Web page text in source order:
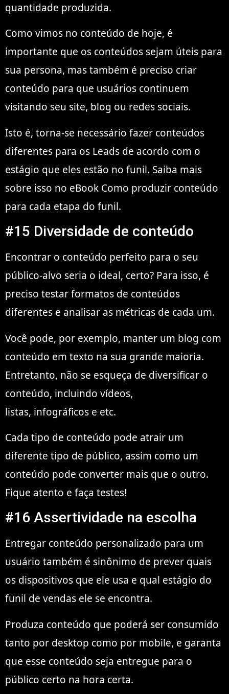
quantidade produzida.
Como vimos no conteúdo de hoje, é
importante que os conteúdos sejam úteis para
sua persona, mas também é preciso criar
conteúdo para que usuários continuem
visitando seu site, blog ou redes sociais.
Isto é, torna-se necessário fazer conteúdos
diferentes para os Leads de acordo com o
estágio que eles estão no funil. Saiba mais
sobre isso no eBook Como produzir conteúdo
para cada etapa do funil.
#15 Diversidade de conteúdo
Encontrar o conteúdo perfeito para o seu
público-alvo seria o ideal, certo? Para isso, é
preciso testar formatos de conteúdos
diferentes e analisar as métricas de cada um.
Você pode, por exemplo, manter um blog com
conteúdo em texto na sua grande maioria.
Entretanto, não se esqueça de diversificar o
conteúdo, incluindo vídeos,
listas, infográficos e etc.
Cada tipo de conteúdo pode atrair um
diferente tipo de público, assim como um
conteúdo pode converter mais que o outro.
Fique atento e faça testes!
#16 Assertividade na escolha
Entregar conteúdo personalizado para um
usuário também é sinônimo de prever quais
os dispositivos que ele usa e qual estágio do
funil de vendas ele se encontra.
Produza conteúdo que poderá ser consumido
tanto por desktop como por mobile, e garanta
que esse conteúdo seja entregue para o
público certo na hora certa.